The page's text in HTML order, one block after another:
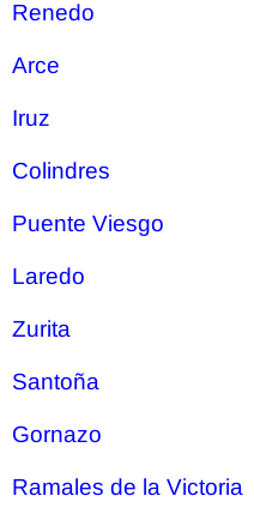
Renedo
Arce
Iruz
Colindres
Puente Viesgo
Laredo
Zurita
Santoña
Gornazo
Ramales de la Victoria